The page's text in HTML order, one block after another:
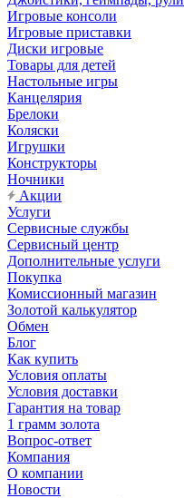
Игровые консоли
Игровые приставки
Диски игровые
Товары для детей
Настольные игры
Канцелярия
Брелоки
Коляски
Игрушки
Конструкторы
Ночники
Акции
Услуги
Сервисные службы
Сервисный центр
Дополнительные услуги
Покупка
Комиссионный магазин
Золотой калькулятор
Обмен
Блог
Как купить
Условия оплаты
Условия доставки
Гарантия на товар
1 грамм золота
Вопрос-ответ
Компания
О компании
Новости